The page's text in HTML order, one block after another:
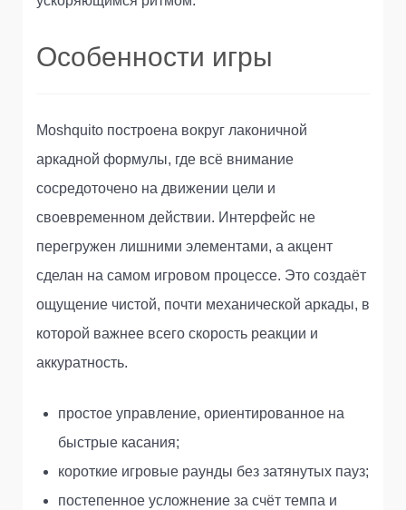
Особенности игры
Moshquito построена вокруг лаконичной
аркадной формулы, где всё внимание
сосредоточено на движении цели и
своевременном действии. Интерфейс не
перегружен лишними элементами, а акцент
сделан на самом игровом процессе. Это создаёт
ощущение чистой, почти механической аркады, в
которой важнее всего скорость реакции и
аккуратность.
простое управление, ориентированное на
быстрые касания;
короткие игровые раунды без затянутых пауз;
постепенное усложнение за счёт темпа и